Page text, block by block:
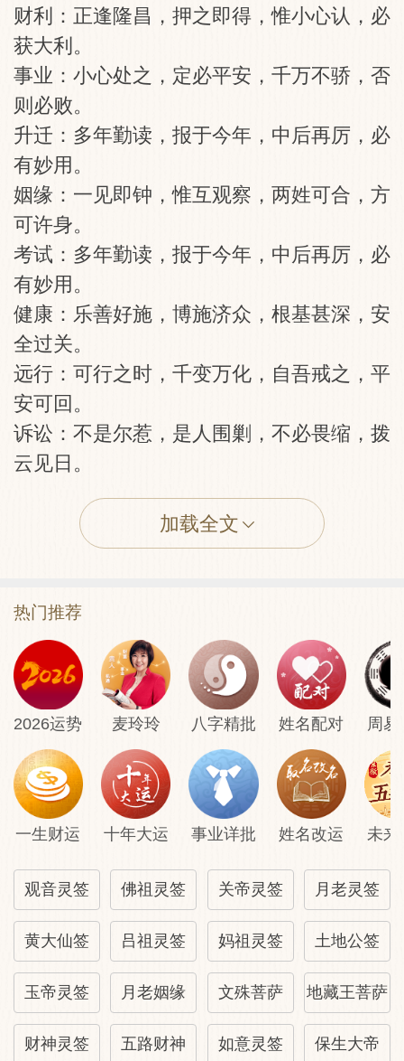
财利：正逢隆昌，押之即得，惟小心认，必
获大利。
事业：小心处之，定必平安，千万不骄，否
则必败。
升迁：多年勤读，报于今年，中后再厉，必
有妙用。
姻缘：一见即钟，惟互观察，两姓可合，方
可许身。
考试：多年勤读，报于今年，中后再厉，必
有妙用。
健康：乐善好施，博施济众，根基甚深，安
全过关。
远行：可行之时，千变万化，自吾戒之，平
安可回。
诉讼：不是尔惹，是人围剿，不必畏缩，拨
云见日。
失物：所幸失小，无必紧追，亦无可回，戒
之可也。
圣意
讼决胜、名易成、病即愈、财即盈、婚姻
合、贵子生、家道成、百事亨。
解曰
此签主潇洒出尘之应。谋望须清高门路方
可。一切财利尘俗事。不甚相宜。功名可
者。有意参玄学道则吉。佳世之人。亦恐辞
座之忌。语皆着空故也。
释义
池开白莲。最为清高妙品。但朝荣暮悴。光
景无常。恐难久远坚牢。骨格超凡。言生质
加载全文
热门推荐
2026运势 麦玲玲 八字精批 姓名配对 周易
一生财运 十年大运 事业详批 姓名改运 未来
观音灵签 佛祖灵签 关帝灵签 月老灵签
黄大仙签 吕祖灵签 妈祖灵签 土地公签
玉帝灵签 月老姻缘 文殊菩萨 地藏王菩萨
财神灵签 五路财神 如意灵签 保生大帝